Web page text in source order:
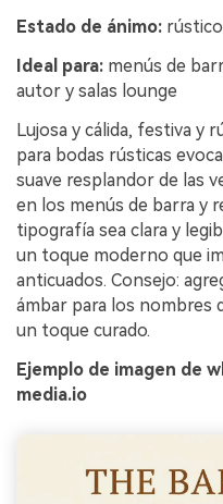
Estado de ánimo:
Ideal para: menús de
autor y salas lounge
Lujosa y cálida, festiva y
para bodas rústicas
suave resplandor de las
en los menús de barra y
tipografía sea clara y
un toque moderno que
anticuados. Consejo:
ámbar para los nombres
un toque curado.
Ejemplo de imagen de
media.io